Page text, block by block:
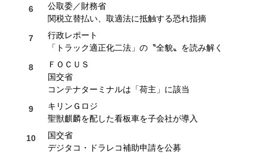
公取委／財務省
関税立替払い、取適法に抵触する恐れ指摘
行政レポート
「トラック適正化二法」の〝全貌〟を読み解く
ＦＯＣＵＳ
国交省
コンテナターミナルは「荷主」に該当
キリンＧロジ
聖獣麒麟を配した看板車を子会社が導入
国交省
デジタコ・ドラレコ補助申請を公募